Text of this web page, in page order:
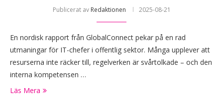
Publicerat av Redaktionen 2025-08-21
En nordisk rapport från GlobalConnect pekar på en rad
utmaningar för IT-chefer i offentlig sektor. Många upplever att
resurserna inte räcker till, regelverken är svårtolkade – och den
interna kompetensen …
Läs Mera